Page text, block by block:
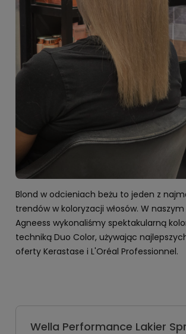
Blond w odcieniach beżu to jeden z
trendów w koloryzacji włosów. W
Agneess wykonaliśmy spektakularną
techniką Duo Color, używając
oferty Kerastase i L'Oréal Professionnel.
Wella Performance Lakier